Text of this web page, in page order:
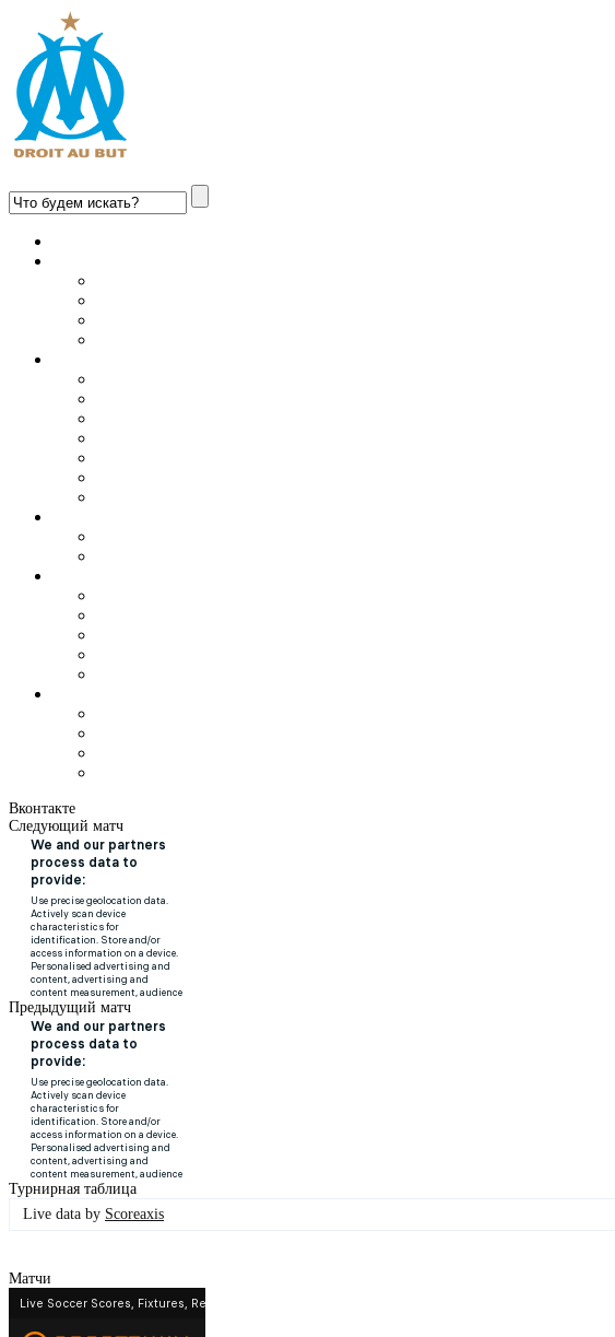
Вконтакте
Следующий матч
Предыдущий матч
Турнирная таблица
Live data by Scoreaxis
Матчи